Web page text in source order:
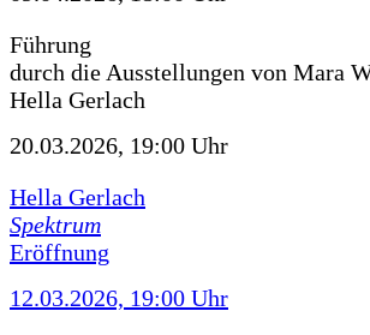
Führung
durch die Ausstellungen von Mara
Hella Gerlach
20.03.2026, 19:00 Uhr
Hella Gerlach
Spektrum
Eröffnung
12.03.2026, 19:00 Uhr